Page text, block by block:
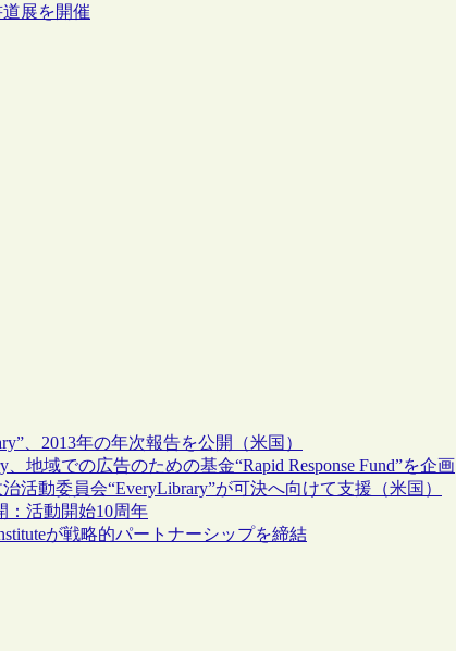
展を開催
、2013年の年次報告を公開（米国）
地域での広告のための基金“Rapid Response Fund”を企画
活動委員会“EveryLibrary”が可決へ向けて支援（米国）
：活動開始10周年
が戦略的パートナーシップを締結